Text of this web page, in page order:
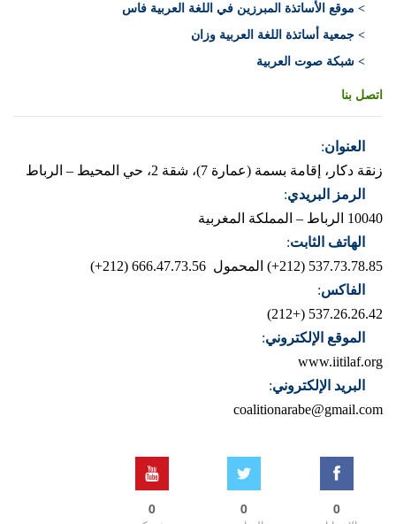
> موقع الأساتذة المبرزين في اللغة العربية فاس
> جمعية أساتذة اللغة العربية وزان
> شبكة صوت العربية
اتصل بنا
العنوان:
زنقة دكار، إقامة بسمة (عمارة 7)، شقة 2، حي المحيط – الرباط
الرمز البريدي:
10040 الرباط – المملكة المغربية
الهاتف الثابت:
537.73.78.85 (212+)
المحمول 666.47.73.56 (212+)
الفاكس:
537.26.26.42 (+212)
الموقع الإلكتروني:
www.iitilaf.org
البريد الإلكتروني:
coalitionarabe@gmail.com
0
0
0